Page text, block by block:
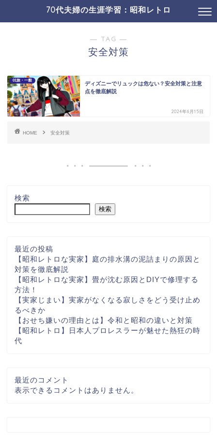
19コミュニケ・SNS
70代夫婦の生涯学習：昭和レトロ
― TAG ―
安全対策
01旅・一般
ディズニーでリュックは危ない？安全対策と注意
点を徹底解説
2024年6月15日
HOME 安全対策
検索
検索
最近の投稿
【昭和レトロな実家】庭の排水溝の泥詰まりの原因と
対策を徹底解説
【昭和レトロな実家】畳が沈む原因とDIYで修理する
方法！
【実家じまい】実家がなくなる寂しさをどう受け止め
るべきか
【おせち嫌いの理由とは】令和と昭和の違いと対策
【昭和レトロ】日本人プロレスラーが魅せた熱狂の時
代
最近のコメント
表示できるコメントはありません。